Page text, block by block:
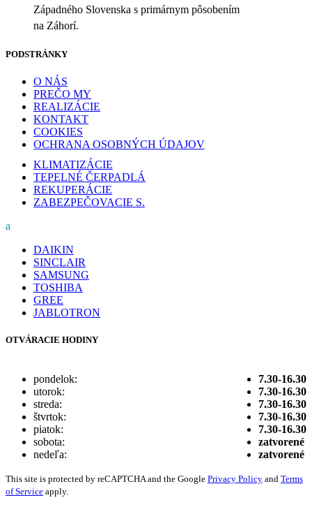
Západného Slovenska s primárnym pôsobením
na Záhorí.
PODSTRÁNKY
O NÁS
PREČO MY
REALIZÁCIE
KONTAKT
COOKIES
OCHRANA OSOBNÝCH ÚDAJOV
KLIMATIZÁCIE
TEPELNÉ ČERPADLÁ
REKUPERÁCIE
ZABEZPEČOVACIE S.
a
DAIKIN
SINCLAIR
SAMSUNG
TOSHIBA
GREE
JABLOTRON
OTVÁRACIE HODINY
pondelok:
utorok:
streda:
štvrtok:
piatok:
sobota:
nedeľa:
7.30-16.30
7.30-16.30
7.30-16.30
7.30-16.30
7.30-16.30
zatvorené
zatvorené
This site is protected by reCAPTCHA and the Google Privacy Policy and Terms
of Service apply.